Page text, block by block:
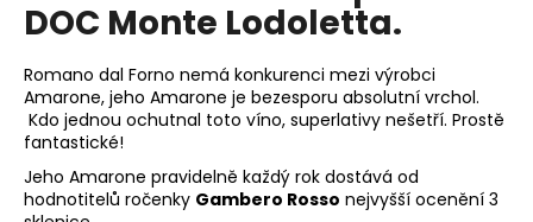
5,0
5
hvězdiček.
DOC Monte Lodoletta.
Romano dal Forno nemá konkurenci mezi výrobci
Amarone, jeho Amarone je bezesporu absolutní vrchol.
Kdo jednou ochutnal toto víno, superlativy nešetří. Prostě
fantastické!
Jeho Amarone pravidelně každý rok dostává od
hodnotitelů ročenky Gambero Rosso nejvyšší ocenění 3
a
j
í
t
?